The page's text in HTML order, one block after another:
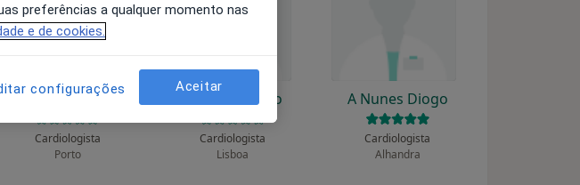
Nuno Bettencourt
Cardiologista
Porto
A Nunes Diogo
Cardiologista
Lisboa
A Nunes Diogo
Cardiologista
Alhandra
preferências a qualquer momento nas
e de cookies.
configurações Aceitar